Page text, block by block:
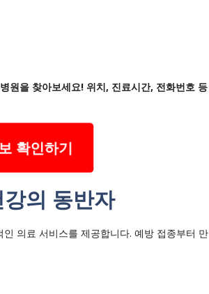
원을 찾아보세요! 위치, 진료시간, 전화번호 등
확인하기
의 동반자
의료 서비스를 제공합니다. 예방 접종부터 만